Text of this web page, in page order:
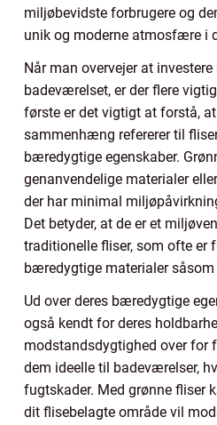
miljøbevidste forbrugere og
unik og moderne atmosfære i
Når man overvejer at
badeværelset, er der flere
første er det vigtigt at forstå, at
sammenhæng refererer til
bæredygtige egenskaber.
genanvendelige materialer
der har minimal
Det betyder, at de er et
traditionelle fliser, som ofte er
bæredygtige materialer
Ud over deres bæredygtige
også kendt for deres
modstandsdygtighed over for
dem ideelle til badeværelser,
fugtskader. Med grønne fliser
dit flisebelagte område vil